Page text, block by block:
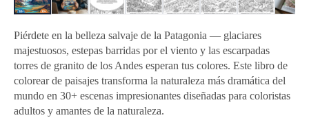
Piérdete en la belleza salvaje de la Patagonia — glaciares
majestuosos, estepas barridas por el viento y las escarpadas
torres de granito de los Andes esperan tus colores. Este libro de
colorear de paisajes transforma la naturaleza más dramática del
mundo en 30+ escenas impresionantes diseñadas para coloristas
adultos y amantes de la naturaleza.